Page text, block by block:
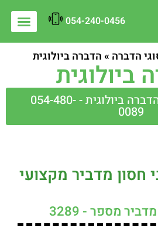
054-240-0456
הדברה» הדברה ביולוגית
ביולוגית
להזמנת שירות הדברה ביולוגית - 054-480-
0089
חסון מדביר מקצועי
מספר - 3289